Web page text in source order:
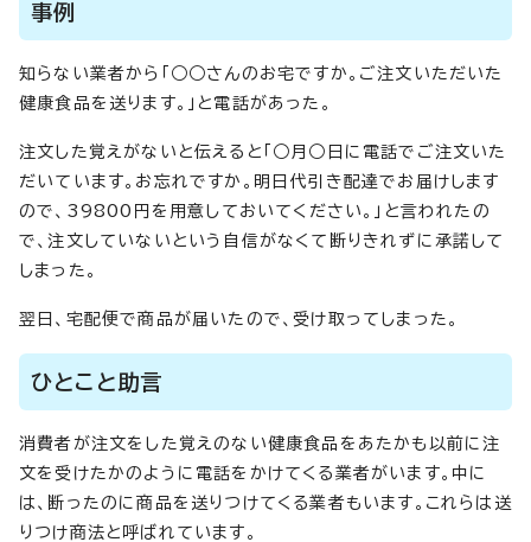
事例
知らない業者から「○○さんのお宅ですか。ご注文いただいた
健康食品を送ります。」と電話があった。
注文した覚えがないと伝えると「○月○日に電話でご注文いた
だいています。お忘れですか。明日代引き配達でお届けします
ので、39800円を用意しておいてください。」と言われたの
で、注文していないという自信がなくて断りきれずに承諾して
しまった。
翌日、宅配便で商品が届いたので、受け取ってしまった。
ひとこと助言
消費者が注文をした覚えのない健康食品をあたかも以前に注
文を受けたかのように電話をかけてくる業者がいます。中に
は、断ったのに商品を送りつけてくる業者もいます。これらは送
りつけ商法と呼ばれています。